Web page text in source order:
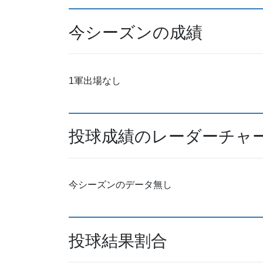
今シーズンの成績
1軍出場なし
投球成績のレーダーチャ
今シーズンのデータ無し
投球結果割合